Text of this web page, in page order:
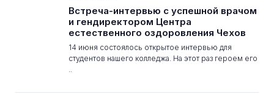
Встреча-интервью с успешной врачом
и гендиректором Центра
естественного оздоровления Чехов
14 июня состоялось открытое интервью для
студентов нашего колледжа. На этот раз героем его
..